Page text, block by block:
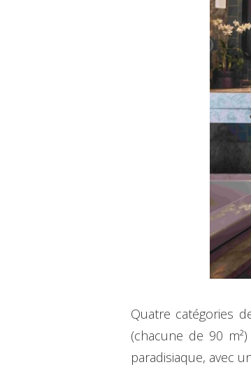
Quatre catégories
(chacune de 90
paradisiaque, avec